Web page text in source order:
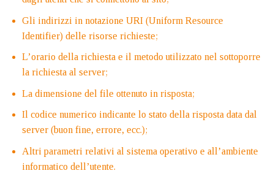
Gli indirizzi in notazione URI (Uniform Resource
Identifier) delle risorse richieste;
L’orario della richiesta e il metodo utilizzato nel sottoporre
la richiesta al server;
La dimensione del file ottenuto in risposta;
Il codice numerico indicante lo stato della risposta data dal
server (buon fine, errore, ecc.);
Altri parametri relativi al sistema operativo e all’ambiente
informatico dell’utente.